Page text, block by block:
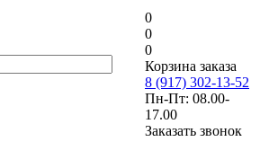
0
0
0
Корзина заказа
8 (917) 302-13-52
Пн-Пт: 08.00-
17.00
Заказать звонок